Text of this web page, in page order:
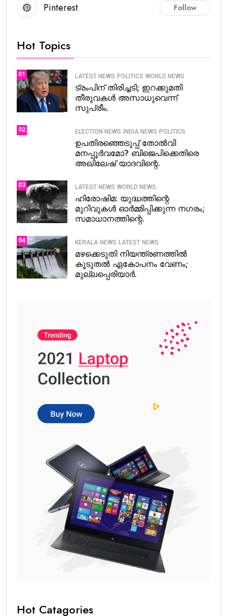
Pinterest Follow
Hot Topics
01 LATEST NEWS POLITICS WORLD NEWS
ട്രംപിന് തിരിച്ചടി; ഇറക്കുമതി
തീരുവകൾ അസാധുവെന്ന്
സുപ്രീം.
02 ELECTION NEWS INDIA NEWS POLITICS
ഉപതിരഞ്ഞെടുപ്പ് തോൽവി
മനപ്പൂർവമോ? ബിജെപിക്കെതിരെ
അഖിലേഷ് യാദവിന്റെ.
03 LATEST NEWS WORLD NEWS
ഹിരോഷിമ: യുദ്ധത്തിന്റെ
മുറിവുകൾ ഓർമ്മിപ്പിക്കുന്ന നഗരം;
സമാധാനത്തിന്റെ.
04 KERALA NEWS LATEST NEWS
മഴക്കെടുതി നിയന്ത്രണത്തിൽ
കൂടുതൽ ഏകോപനം വേണം;
മുല്ലപ്പെരിയാർ.
Hot Catagories